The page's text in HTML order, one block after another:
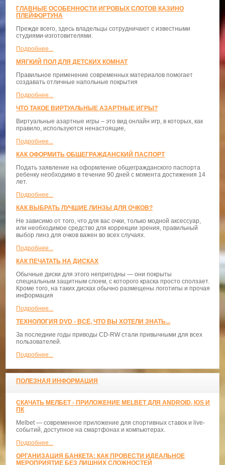
ГЛАВНЫЕ ОСОБЕННОСТИ ИГРОВЫХ СЛОТОВ КАЗИНО
ПЛЕЙФОРТУНА
Прежде всего, здесь владельцы сотрудничают с известными
студиями-изготовителями.
Подробнее...
МЯГКИЙ ПОЛ ДЛЯ ДЕТСКИХ КОМНАТ
Правильное применение современных материалов помогает
создавать отличные напольные покрытия
Подробнее...
ЧТО ТАКОЕ ВИРТУАЛЬНЫЕ АЗАРТНЫЕ ИГРЫ?
Виртуальные азартные игры – это вид онлайн игр, в которых, как
правило, используются ненастоящие,
Подробнее...
КАК ОФОРМИТЬ ОБЩЕГРАЖДАНСКИЙ ПАСПОРТ
Подать заявление на оформление общегражданского паспорта
ребенку необходимо в течение 90 дней с момента достижения 14
лет.
Подробнее...
КАК ВЫБРАТЬ ЛУЧШИЕ ЛИНЗЫ ДЛЯ ОЧКОВ?
Не зависимо от того, что для вас очки, только модной аксессуар,
или необходимое средство для коррекции зрения, правильный
выбор линз для очков важен во всех случаях.
Подробнее...
КАК ПЕЧАТАТЬ НА ДИСКАХ
Обычные диски для этого непригодны — они покрыты
специальным защитным слоем, с которого краска просто сползает.
Кроме того, на таких дисках обычно размещены логотипы и прочая
информация
Подробнее...
ТЕХНОЛОГИЯ DVD - ВСЁ, ЧТО ВЫ ХОТЕЛИ ЗНАТЬ...
За последние годы приводы CD-RW стали привычными для всех
пользователей.
Подробнее...
ПОЛЕЗНАЯ ИНФОРМАЦИЯ
СКАЧАТЬ МЕЛБЕТ - ПРИЛОЖЕНИЕ MELBET ДЛЯ ANDROID, IOS И
ПК
Melbet — современное приложение для спортивных ставок и live-
событий, доступное на смартфонах и компьютерах.
Подробнее...
ОРГАНИЗАЦИЯ БАНКЕТА: КАК ПРОВЕСТИ ИДЕАЛЬНОЕ
МЕРОПРИЯТИЕ БЕЗ ЛИШНИХ СЛОЖНОСТЕЙ